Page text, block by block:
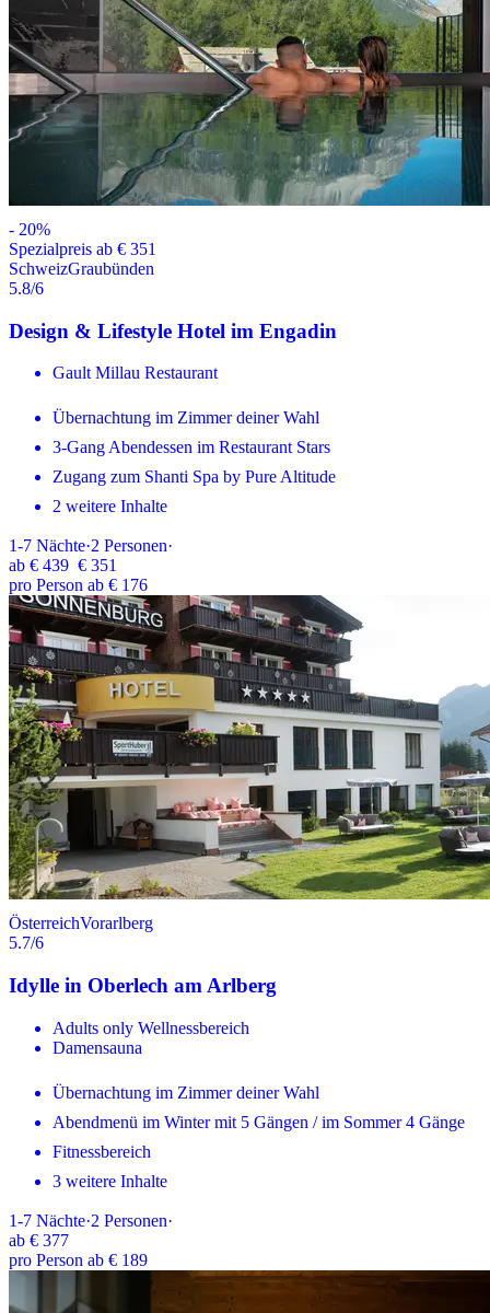
- 20%
Spezialpreis ab € 351
SchweizGraubünden
5.8/6
Design & Lifestyle Hotel im Engadin
Gault Millau Restaurant
Übernachtung im Zimmer deiner Wahl
3-Gang Abendessen im Restaurant Stars
Zugang zum Shanti Spa by Pure Altitude
2 weitere Inhalte
1-7 Nächte·2 Personen·
ab € 439 € 351
pro Person ab € 176
ÖsterreichVorarlberg
5.7/6
Idylle in Oberlech am Arlberg
Adults only Wellnessbereich
Damensauna
Übernachtung im Zimmer deiner Wahl
Abendmenü im Winter mit 5 Gängen / im Sommer 4 Gänge
Fitnessbereich
3 weitere Inhalte
1-7 Nächte·2 Personen·
ab € 377
pro Person ab € 189